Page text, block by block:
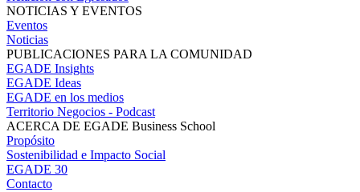
NOTICIAS Y EVENTOS
Eventos
Noticias
PUBLICACIONES PARA LA COMUNIDAD
EGADE Insights
EGADE Ideas
EGADE en los medios
Territorio Negocios - Podcast
ACERCA DE EGADE Business School
Propósito
Sostenibilidad e Impacto Social
EGADE 30
Contacto